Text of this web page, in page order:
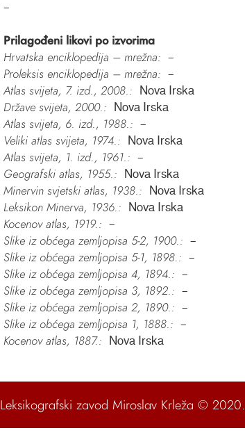
–
Prilagođeni likovi po izvorima
Hrvatska enciklopedija – mrežna:
–
Proleksis enciklopedija – mrežna: –
Atlas svijeta, 7. izd., 2008.: Nova Irska
Države svijeta, 2000.: Nova Irska
Atlas svijeta, 6. izd., 1988.: –
Veliki atlas svijeta, 1974.: Nova Irska
Atlas svijeta, 1. izd., 1961.: –
Geografski atlas, 1955.: Nova Irska
Minervin svjetski atlas, 1938.: Nova Irska
Leksikon Minerva, 1936.: Nova Irska
Kocenov atlas, 1919.: –
Slike iz obćega zemljopisa 5-2, 1900.: –
Slike iz obćega zemljopisa 5-1, 1898.: –
Slike iz obćega zemljopisa 4, 1894.: –
Slike iz obćega zemljopisa 3, 1892.: –
Slike iz obćega zemljopisa 2, 1890.: –
Slike iz obćega zemljopisa 1, 1888.: –
Kocenov atlas, 1887.: Nova Irska
Leksikografski zavod Miroslav Krleža © 2020.